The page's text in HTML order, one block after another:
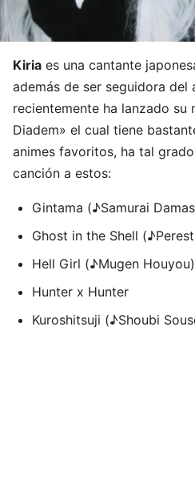
Kiria es una cantante
además de ser seguidora del
recientemente ha lanzado su
Diadem» el cual tiene
animes favoritos, ha tal
canción a estos:
Gintama (♪Samurai
Ghost in the Shell
Hell Girl (♪Mugen Houyou)
Hunter x Hunter
Kuroshitsuji (♪Shoubi